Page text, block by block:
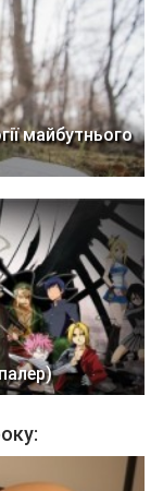
майбутнього